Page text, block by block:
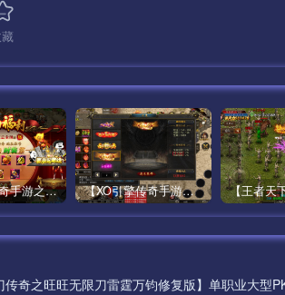
【白日门传奇手游之鸿蒙王者】攻速特别版大型PK角色扮演类手游最新整理Win手工服务端源码视频教程-安卓 【XO引擎传奇手游之高仿美杜莎】经典XO三端引擎单职业传奇手游最新打包Win服务端源码视频架设教程-魂环-时装-逆天改命-创世圣域-经典复古-安卓PC电脑苹果IOS双端版本！
传奇之旺旺无限刀雷霆万钧修复版】单职业大型